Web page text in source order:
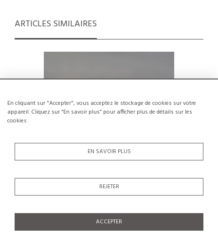
En cliquant sur "Accepter", vous acceptez le stockage de cookies sur votre
appareil. Cliquez sur “En savoir plus” pour afficher plus de détails sur les
cookies
EN SAVOIR PLUS
REJETER
ACCEPTER
ARTICLES SIMILAIRES
Paire d'appliques par Charlotte Perriand
€1,200